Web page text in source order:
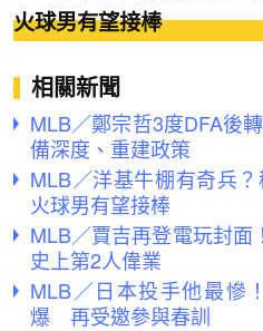
火球男有望接棒
相關新聞
MLB／鄭宗哲3度DFA後
備深度、重建政策
MLB／洋基牛棚有奇兵
火球男有望接棒
MLB／賈吉再登電玩封
史上第2人偉業
MLB／日本投手他最慘
爆 再受邀參與春訓